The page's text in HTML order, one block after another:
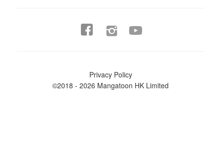
 
Privacy Policy
©2018 - 2026 Mangatoon HK Limited